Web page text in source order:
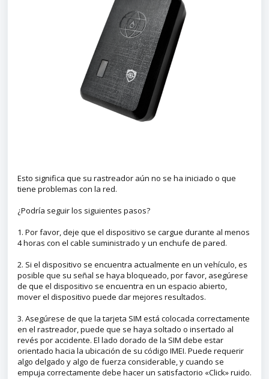
Esto significa que su rastreador aún no se ha iniciado o que
tiene problemas con la red.
¿Podría seguir los siguientes pasos?
1. Por favor, deje que el dispositivo se cargue durante al menos
4 horas con el cable suministrado y un enchufe de pared.
2. Si el dispositivo se encuentra actualmente en un vehículo, es
posible que su señal se haya bloqueado, por favor, asegúrese
de que el dispositivo se encuentra en un espacio abierto,
mover el dispositivo puede dar mejores resultados.
3. Asegúrese de que la tarjeta SIM está colocada correctamente
en el rastreador, puede que se haya soltado o insertado al
revés por accidente. El lado dorado de la SIM debe estar
orientado hacia la ubicación de su código IMEI. Puede requerir
algo delgado y algo de fuerza considerable, y cuando se
empuja correctamente debe hacer un satisfactorio «Click» ruido.